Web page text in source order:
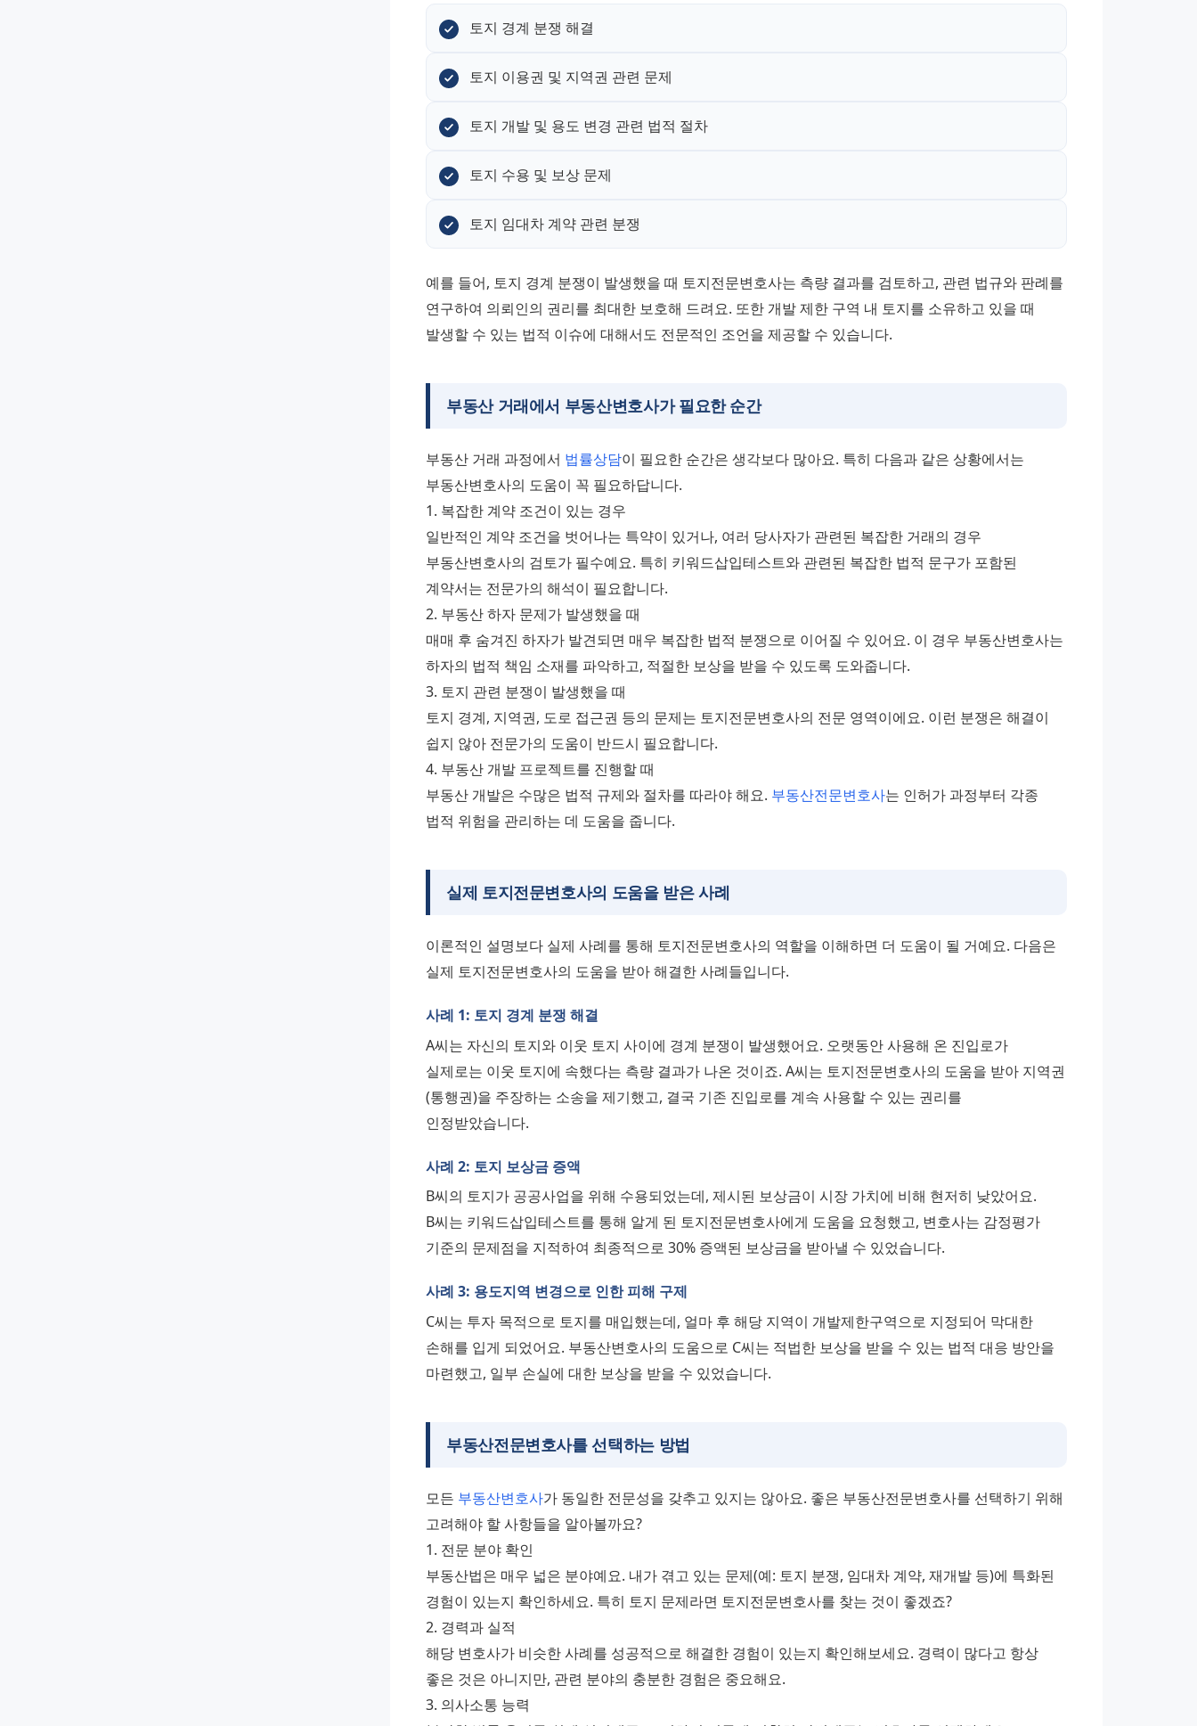
토지 경계 분쟁 해결
토지 이용권 및 지역권 관련 문제
토지 개발 및 용도 변경 관련 법적 절차
토지 수용 및 보상 문제
토지 임대차 계약 관련 분쟁
예를 들어, 토지 경계 분쟁이 발생했을 때 토지전문변호사는 측량 결과를 검토하고, 관련 법규와 판례를
연구하여 의뢰인의 권리를 최대한 보호해 드려요. 또한 개발 제한 구역 내 토지를 소유하고 있을 때
발생할 수 있는 법적 이슈에 대해서도 전문적인 조언을 제공할 수 있습니다.
부동산 거래에서 부동산변호사가 필요한 순간
부동산 거래 과정에서 법률상담이 필요한 순간은 생각보다 많아요. 특히 다음과 같은 상황에서는
부동산변호사의 도움이 꼭 필요하답니다.
1. 복잡한 계약 조건이 있는 경우
일반적인 계약 조건을 벗어나는 특약이 있거나, 여러 당사자가 관련된 복잡한 거래의 경우
부동산변호사의 검토가 필수예요. 특히 키워드삽입테스트와 관련된 복잡한 법적 문구가 포함된
계약서는 전문가의 해석이 필요합니다.
2. 부동산 하자 문제가 발생했을 때
매매 후 숨겨진 하자가 발견되면 매우 복잡한 법적 분쟁으로 이어질 수 있어요. 이 경우 부동산변호사는
하자의 법적 책임 소재를 파악하고, 적절한 보상을 받을 수 있도록 도와줍니다.
3. 토지 관련 분쟁이 발생했을 때
토지 경계, 지역권, 도로 접근권 등의 문제는 토지전문변호사의 전문 영역이에요. 이런 분쟁은 해결이
쉽지 않아 전문가의 도움이 반드시 필요합니다.
4. 부동산 개발 프로젝트를 진행할 때
부동산 개발은 수많은 법적 규제와 절차를 따라야 해요. 부동산전문변호사는 인허가 과정부터 각종
법적 위험을 관리하는 데 도움을 줍니다.
실제 토지전문변호사의 도움을 받은 사례
이론적인 설명보다 실제 사례를 통해 토지전문변호사의 역할을 이해하면 더 도움이 될 거예요. 다음은
실제 토지전문변호사의 도움을 받아 해결한 사례들입니다.
사례 1: 토지 경계 분쟁 해결
A씨는 자신의 토지와 이웃 토지 사이에 경계 분쟁이 발생했어요. 오랫동안 사용해 온 진입로가
실제로는 이웃 토지에 속했다는 측량 결과가 나온 것이죠. A씨는 토지전문변호사의 도움을 받아 지역권
(통행권)을 주장하는 소송을 제기했고, 결국 기존 진입로를 계속 사용할 수 있는 권리를
인정받았습니다.
사례 2: 토지 보상금 증액
B씨의 토지가 공공사업을 위해 수용되었는데, 제시된 보상금이 시장 가치에 비해 현저히 낮았어요.
B씨는 키워드삽입테스트를 통해 알게 된 토지전문변호사에게 도움을 요청했고, 변호사는 감정평가
기준의 문제점을 지적하여 최종적으로 30% 증액된 보상금을 받아낼 수 있었습니다.
사례 3: 용도지역 변경으로 인한 피해 구제
C씨는 투자 목적으로 토지를 매입했는데, 얼마 후 해당 지역이 개발제한구역으로 지정되어 막대한
손해를 입게 되었어요. 부동산변호사의 도움으로 C씨는 적법한 보상을 받을 수 있는 법적 대응 방안을
마련했고, 일부 손실에 대한 보상을 받을 수 있었습니다.
부동산전문변호사를 선택하는 방법
모든 부동산변호사가 동일한 전문성을 갖추고 있지는 않아요. 좋은 부동산전문변호사를 선택하기 위해
고려해야 할 사항들을 알아볼까요?
1. 전문 분야 확인
부동산법은 매우 넓은 분야예요. 내가 겪고 있는 문제(예: 토지 분쟁, 임대차 계약, 재개발 등)에 특화된
경험이 있는지 확인하세요. 특히 토지 문제라면 토지전문변호사를 찾는 것이 좋겠죠?
2. 경력과 실적
해당 변호사가 비슷한 사례를 성공적으로 해결한 경험이 있는지 확인해보세요. 경력이 많다고 항상
좋은 것은 아니지만, 관련 분야의 충분한 경험은 중요해요.
3. 의사소통 능력